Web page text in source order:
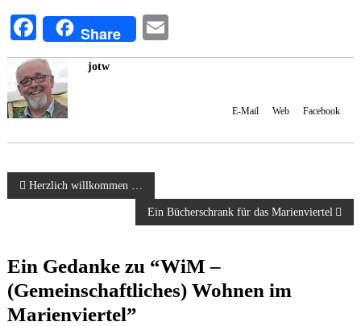
Fa
ce
bo
ok
Share
m
jotw
E-Mail] [ Web] [ Facebook]
B
i
t
Herzlich willkommen …
Ein Bücherschrank für das Marienviertel
Ein Gedanke zu “WiM –
(Gemeinschaftliches) Wohnen im
Marienviertel”